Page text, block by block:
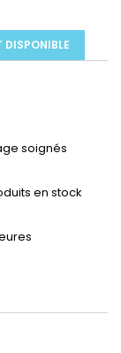
DISPONIBLE
soignés
en stock